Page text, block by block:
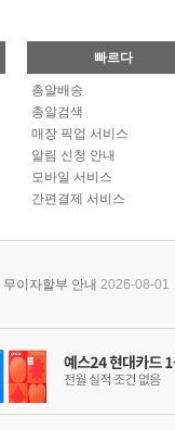
빠르다
총알배송
총알검색
매장 픽업 서비스
알림 신청 안내
모바일 서비스
간편결제 서비스
이자할부 안내 2026-08-01